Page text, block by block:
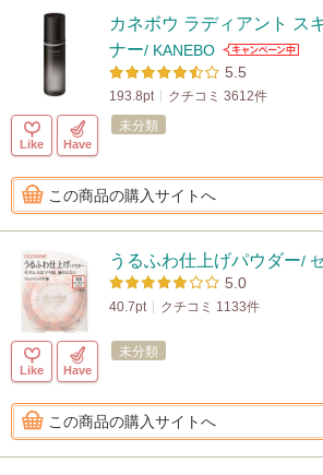
カネボウ ラディアント ス
ナー/ KANEBO
5.5
193.8pt クチコミ 3612件
Like Have
未分類
この商品の購入サイトへ
うるふわ仕上げパウダー/
5.0
40.7pt クチコミ 1133件
Like Have
未分類
この商品の購入サイトへ